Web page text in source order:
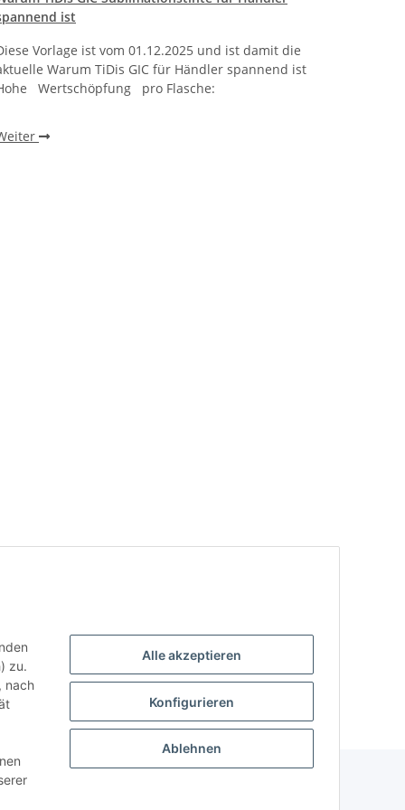
ist
Vorlage ist vom 01.12.2025 und ist damit die
Warum TiDis GIC für Händler spannend ist
Wertschöpfung pro Flasche:
zu.
nach
Alle akzeptieren
Konfigurieren
Ablehnen